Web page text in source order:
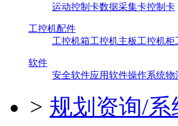
运动控制卡数据采集卡控制卡
工控机配件
工控机箱工控机主板工控机柜
软件
安全软件应用软件操作系统物
> 规划资询/系